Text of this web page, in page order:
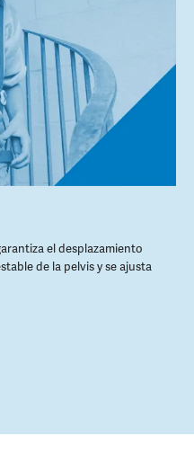
el desplazamiento
de la pelvis y se ajusta